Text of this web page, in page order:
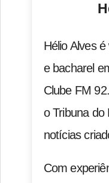
Hélio Alves
e bacharel
Clube FM
o Tribuna do
notícias
Com